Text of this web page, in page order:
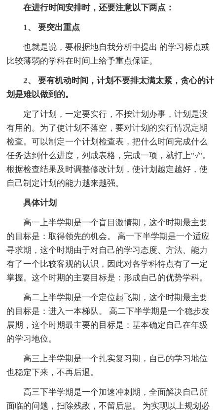
在进行时间安排时，还要注意以下两点：
1、 要突出重点
也就是说，要根据地自我分析中提出 的学习标点或
比较薄弱的学科在时间上给予重点保证。
2、 要有机动时间，计划不要排太满太紧，贪心的计
划是难以做到的。
定了计划，一定要实行，不按计划办事，计划是没
有用的。为了使计划不落空，要对计划的实行情况定期
检查。可以制定一个计划检查表，把什么时间完成什么
任务达到什么进度，列成表格，完成一项，就打上"√"。
根据检查结果及时调整修改计划，使计划越定越好，使
自己制定计划的能力越来越强。
具体计划
高一上半学期是一个盲目激情期，这个时期最主要
的目标是：取得领先的机会。 高一下半学期是一个适应
寻求期，这个时期由于对自己的学习态度、方法、能力
有了一个比较客观的认识，因此对各学科特点有了一定
掌握。这个时期的主要目标是：形成自己的优势学科。
高二上半学期是一个定位起飞期，这个时期最主要
的目标是：进入一本梯队。 高二下半学期是一个稳步发
展期，这个时期最主要的目标是：基本确定自己在年级
的学习地位。
高三上半学期是一个扎实复习期，自己的学习地位
也稳定下来，不再后退。
高三下半学期是一个加速冲刺期，全面解决自己所
面临的问题，扫除残敌，不留后患。 为实现以上规划必